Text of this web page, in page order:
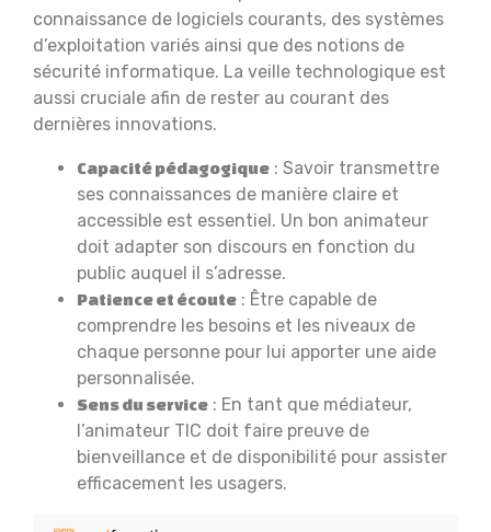
connaissance de logiciels courants, des systèmes
d’exploitation variés ainsi que des notions de
sécurité informatique. La veille technologique est
aussi cruciale afin de rester au courant des
dernières innovations.
Capacité pédagogique : Savoir transmettre
ses connaissances de manière claire et
accessible est essentiel. Un bon animateur
doit adapter son discours en fonction du
public auquel il s’adresse.
Patience et écoute : Être capable de
comprendre les besoins et les niveaux de
chaque personne pour lui apporter une aide
personnalisée.
Sens du service : En tant que médiateur,
l’animateur TIC doit faire preuve de
bienveillance et de disponibilité pour assister
efficacement les usagers.